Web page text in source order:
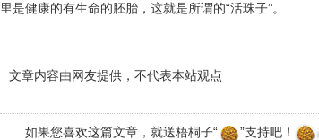
里是健康的有生命的胚胎，这就是所谓的“活珠子”。
文章内容由网友提供，不代表本站观点
如果您喜欢这篇文章，就送梧桐子“
”支持吧！